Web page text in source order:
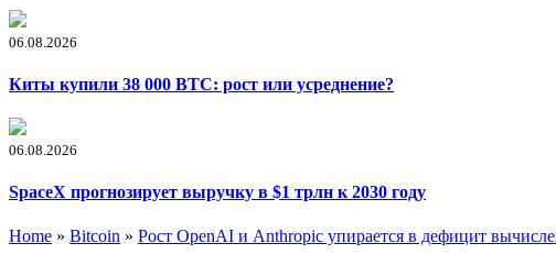
06.08.2026
Киты купили 38 000 BTC: рост или усреднение?
06.08.2026
SpaceX прогнозирует выручку в $1 трлн к 2030 году
Home » Bitcoin » Рост OpenAI и Anthropic упирается в дефицит